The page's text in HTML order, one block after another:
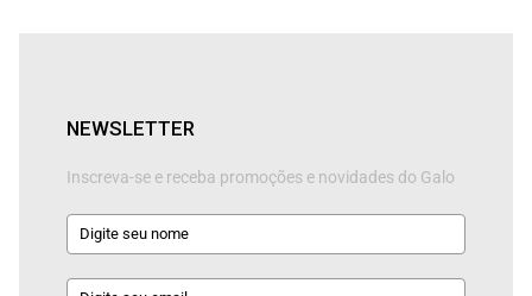
NEWSLETTER
Inscreva-se e receba promoções e novidades do Galo